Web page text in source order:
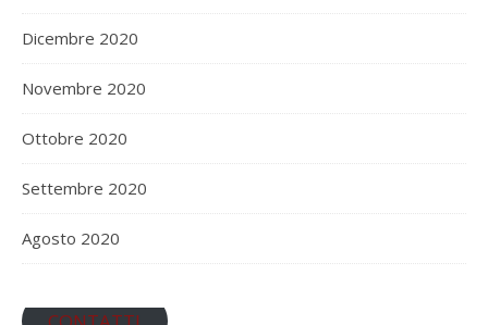
Dicembre 2020
Novembre 2020
Ottobre 2020
Settembre 2020
Agosto 2020